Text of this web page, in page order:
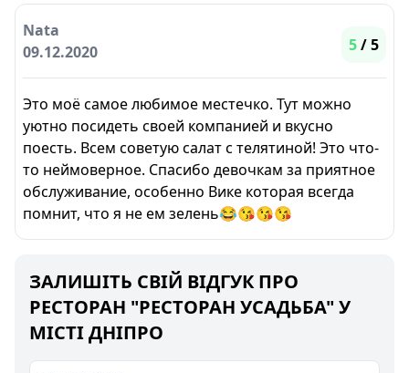
Nata
09.12.2020
5/ 5
Это моё самое любимое местечко. Тут можно
уютно посидеть своей компанией и вкусно
поесть. Всем советую салат с телятиной! Это что-
то неймоверное. Спасибо девочкам за приятное
обслуживание, особенно Вике которая всегда
помнит, что я не ем зелень😂😘😘😘
ЗАЛИШІТЬ СВІЙ ВІДГУК ПРО
РЕСТОРАН "РЕСТОРАН УСАДЬБА" У
МІСТІ ДНІПРО